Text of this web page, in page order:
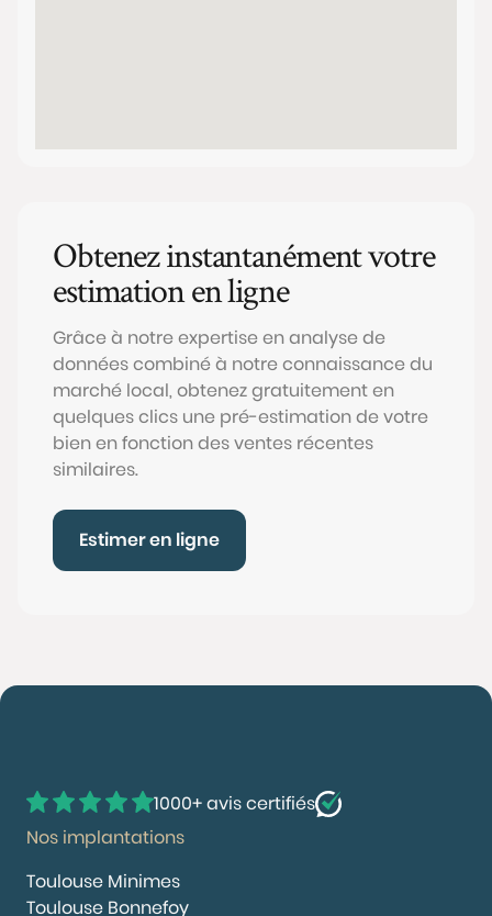
Obtenez instantanément votre
estimation en ligne
Grâce à notre expertise en analyse de
données combiné à notre connaissance du
marché local, obtenez gratuitement en
quelques clics une pré-estimation de votre
bien en fonction des ventes récentes
similaires.
Estimer en ligne
1000+ avis certifiés
Nos implantations
Toulouse Minimes
Toulouse Bonnefoy